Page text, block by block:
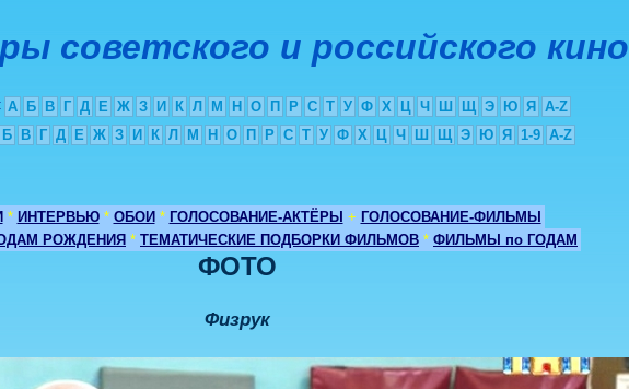
советского и российского кино
: А Б В Г Д Е Ж З И К Л М Н О П Р С Т У Ф Х Ц Ч Ш Щ Э Ю Я
A-Z
Б В Г Д Е Ж З И К Л М Н О П Р С Т У Ф Х Ц Ч Ш Щ Э Ю Я 1-9 A-Z
* ИНТЕРВЬЮ * ОБОИ * ГОЛОСОВАНИЕ-АКТЁРЫ + ГОЛОСОВАНИЕ-ФИЛЬМЫ
РОЖДЕНИЯ * ТЕМАТИЧЕСКИЕ ПОДБОРКИ ФИЛЬМОВ * ФИЛЬМЫ по ГОДАМ
ФОТО
Физрук